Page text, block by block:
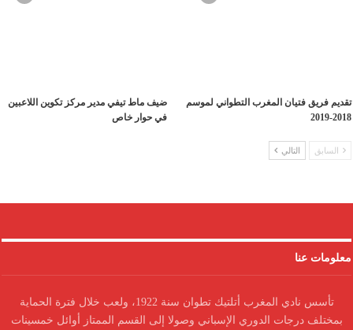
تقديم فريق فتيان المغرب التطواني لموسم
2018-2019
ضيف ماط تيفي مدير مركز تكوين اللاعبين
في حوار خاص
السابق التالي
معلومات عنا
تأسس نادي المغرب أتلتيك تطوان سنة 1922، ولعب خلال فترة الحماية
بمختلف درجات الدوري الإسباني وصولا إلى القسم الممتاز أوائل خمسينات